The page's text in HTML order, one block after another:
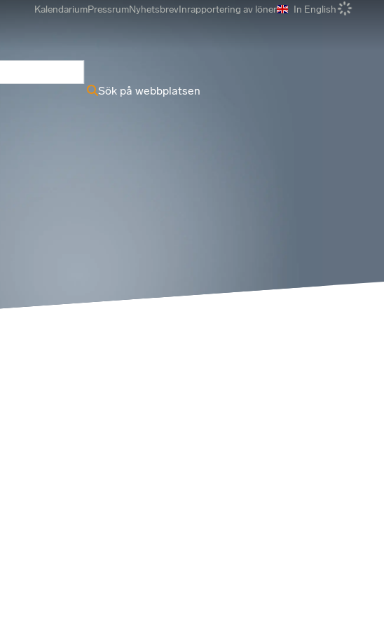
KalendariumPressrumNyhetsbrevInrapportering av löner In English
Sök på webbplatsen